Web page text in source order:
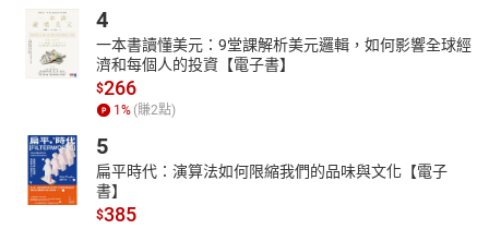
4
一本書讀懂美元：9堂課解析美元邏輯，如何影響全球經
濟和每個人的投資【電子書】
$266
1 % (賺2點)
5
扁平時代：演算法如何限縮我們的品味與文化【電子
書】
$385